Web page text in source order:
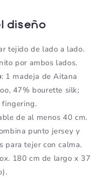
diseño
tejido de lado a lado.
por ambos lados.
: 1 madeja de Aitana
47% bourette silk;
de al menos 40 cm.
punto jersey y
para tejer con calma.
180 cm de largo x 37